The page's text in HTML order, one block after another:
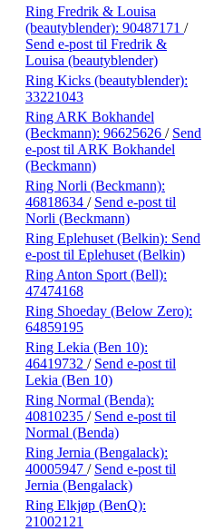
Ring Fredrik & Louisa
(beautyblender): 90487171 /
Send e-post til Fredrik &
Louisa (beautyblender)
Ring Kicks (beautyblender):
33221043
Ring ARK Bokhandel
(Beckmann): 96625626 / Send
e-post til ARK Bokhandel
(Beckmann)
Ring Norli (Beckmann):
46818634 / Send e-post til
Norli (Beckmann)
Ring Eplehuset (Belkin): Send
e-post til Eplehuset (Belkin)
Ring Anton Sport (Bell):
47474168
Ring Shoeday (Below Zero):
64859195
Ring Lekia (Ben 10):
46419732 / Send e-post til
Lekia (Ben 10)
Ring Normal (Benda):
40810235 / Send e-post til
Normal (Benda)
Ring Jernia (Bengalack):
40005947 / Send e-post til
Jernia (Bengalack)
Ring Elkjøp (BenQ):
21002121